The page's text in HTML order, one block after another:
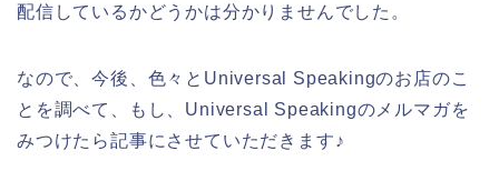
配信しているかどうかは分かりませんでした。
なので、今後、色々とUniversal Speakingのお店のこ
とを調べて、もし、Universal Speakingのメルマガを
みつけたら記事にさせていただきます♪